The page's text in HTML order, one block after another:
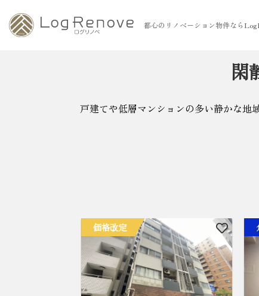
都心のリノベーション物件なら
閑
戸建てや低層マンションの多い静かな地
価格改定